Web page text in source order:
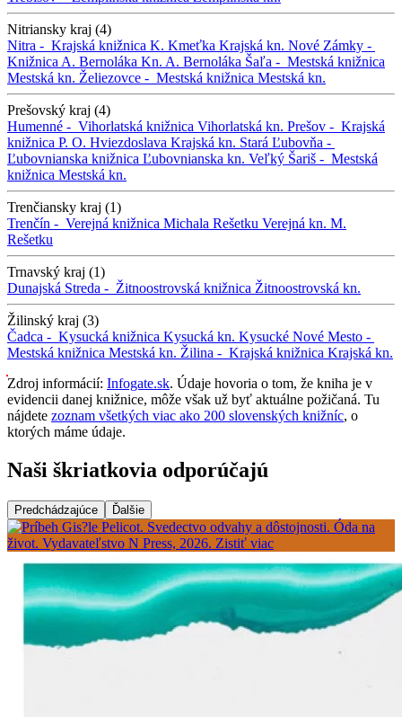
Nitriansky kraj (4)
Nitra - Krajská knižnica K. Kmeťka Krajská kn. Nové Zámky -
Knižnica A. Bernoláka Kn. A. Bernoláka Šaľa - Mestská knižnica
Mestská kn. Želiezovce - Mestská knižnica Mestská kn.
Prešovský kraj (4)
Humenné - Vihorlatská knižnica Vihorlatská kn. Prešov - Krajská
knižnica P. O. Hviezdoslava Krajská kn. Stará Ľubovňa -
Ľubovnianska knižnica Ľubovnianska kn. Veľký Šariš - Mestská
knižnica Mestská kn.
Trenčiansky kraj (1)
Trenčín - Verejná knižnica Michala Rešetku Verejná kn. M.
Rešetku
Trnavský kraj (1)
Dunajská Streda - Žitnoostrovská knižnica Žitnoostrovská kn.
Žilinský kraj (3)
Čadca - Kysucká knižnica Kysucká kn. Kysucké Nové Mesto -
Mestská knižnica Mestská kn. Žilina - Krajská knižnica Krajská kn.
Zdroj informácií: Infogate.sk. Údaje hovoria o tom, že kniha je v
evidencii danej knižnice, môže však už byť aktuálne požičaná. Tu
nájdete zoznam všetkých viac ako 200 slovenských knižníc, o
ktorých máme údaje.
Naši škriatkovia odporúčajú
Predchádzajúce Ďalšie